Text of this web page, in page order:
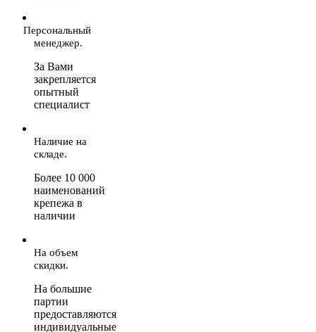
Персональный
менеджер.
За Вами
закрепляется
опытный
специалист
Наличие на
складе.
Более 10 000
наименований
крепежа в
наличии
На объем
скидки.
На большие
партии
предоставляются
индивидуальные